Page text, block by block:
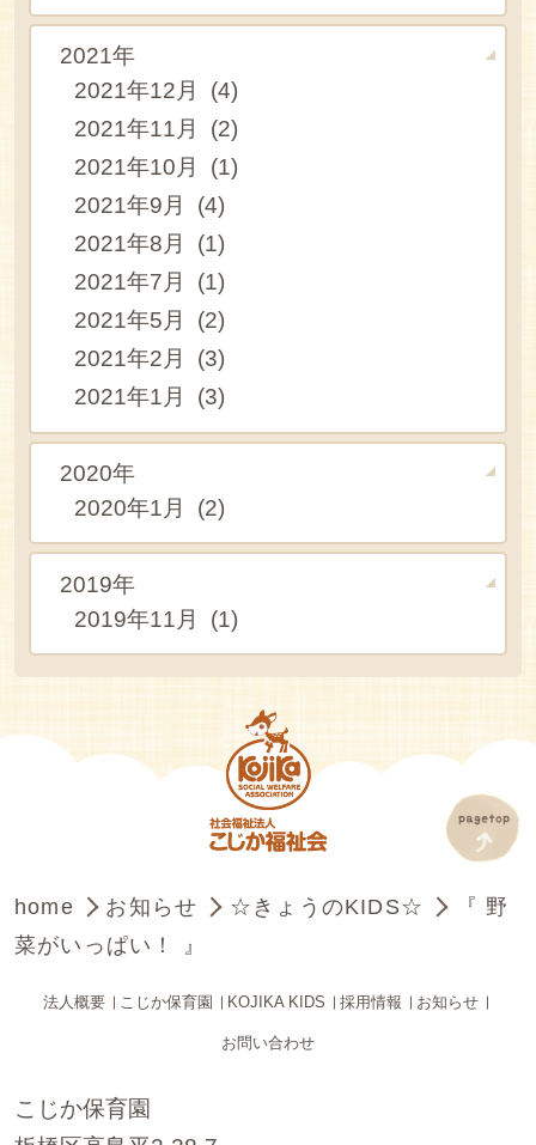
2021年
2021年12月 (4)
2021年11月 (2)
2021年10月 (1)
2021年9月 (4)
2021年8月 (1)
2021年7月 (1)
2021年5月 (2)
2021年2月 (3)
2021年1月 (3)
2020年
2020年1月 (2)
2019年
2019年11月 (1)
home お知らせ ☆きょうのKIDS☆
『 野
菜がいっぱい！ 』
法人概要 こじか保育園 KOJIKA KIDS 採用情報 お知らせ
お問い合わせ
こじか保育園